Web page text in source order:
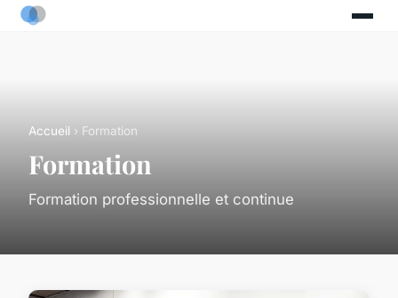
Accueil › Formation
Formation
Formation professionnelle et continue